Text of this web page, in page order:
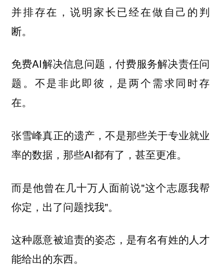
并排存在，说明家长已经在做自己的判
断。
免费AI解决信息问题，付费服务解决责任问
题。不是非此即彼，是两个需求同时存
在。
张雪峰真正的遗产，不是那些关于专业就业
率的数据，那些AI都有了，甚至更准。
而是他曾在几十万人面前说"这个志愿我帮
你定，出了问题找我"。
这种愿意被追责的姿态，是有名有姓的人才
能给出的东西。